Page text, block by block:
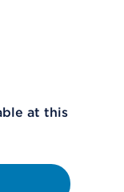
at this